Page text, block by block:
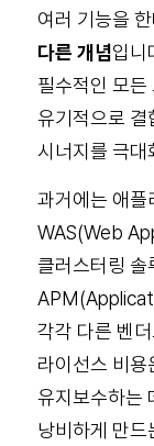
여러 기능을
다른 개념입니
필수적인 모든
유기적으로 결
시너지를 극대
과거에는 애플
WAS(Web
클러스터링 솔
각각 다른 벤
라이선스 비용
유지보수하는
낭비하게 만드